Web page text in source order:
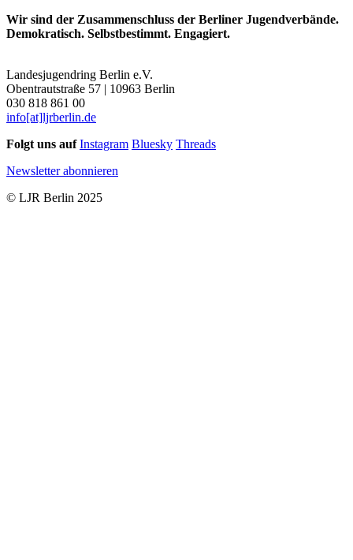
Wir sind der Zusammenschluss der Berliner Jugendverbände.
Demokratisch. Selbstbestimmt. Engagiert.
Landesjugendring Berlin e.V.
Obentrautstraße 57 | 10963 Berlin
030 818 861 00
info[at]ljrberlin.de
Folgt uns auf Instagram Bluesky Threads
Newsletter abonnieren
© LJR Berlin 2025